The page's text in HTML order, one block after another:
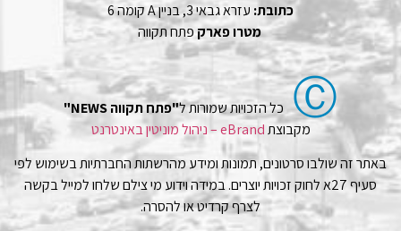
כתובת: עזרא גבאי 3, בניין A קומה 6
מטרו פארק פתח תקווה
Ⓒ כל הזכויות שמורות ל"פתח תקווה NEWS"
מקבוצתeBrand – ניהול מוניטין באינטרנט
באתר זה שולבו סרטונים, תמונות ומידע מהרשתות החברתיות בשימוש לפי
סעיף 27א לחוק זכויות יוצרים. במידה וידוע מי צילם שלחו למייל בקשה
לצרף קרדיט או להסרה.